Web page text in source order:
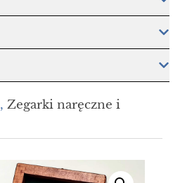
, Zegarki naręczne i